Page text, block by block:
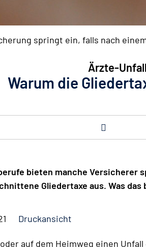
springt ein, falls nach
Ärzte-
Warum die
bieten manche Versicherer
Gliedertaxe aus. Was
Druckansicht
auf dem Heimweg einen